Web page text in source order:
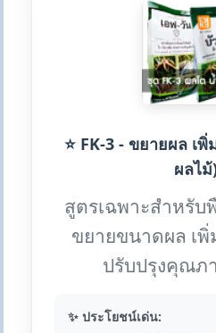
⭐ FK-3 - ขยายผล เ
ผลไม้
สูตรเฉพาะสำหรั
ขยายขนาดผล เ
ปรับปรุงคุณภ
✨ ประโยชน์เด่น: